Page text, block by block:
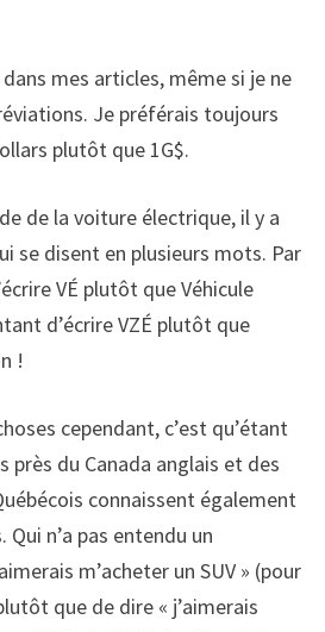
mes articles, même si je ne
Je préférais toujours
plutôt que 1G$.
de la voiture électrique, il y a
se disent en plusieurs mots. Par
VÉ plutôt que Véhicule
d’écrire VZÉ plutôt que
!
cependant, c’est qu’étant
près du Canada anglais et des
connaissent également
n’a pas entendu un
m’acheter un SUV » (pour
que de dire « j’aimerais